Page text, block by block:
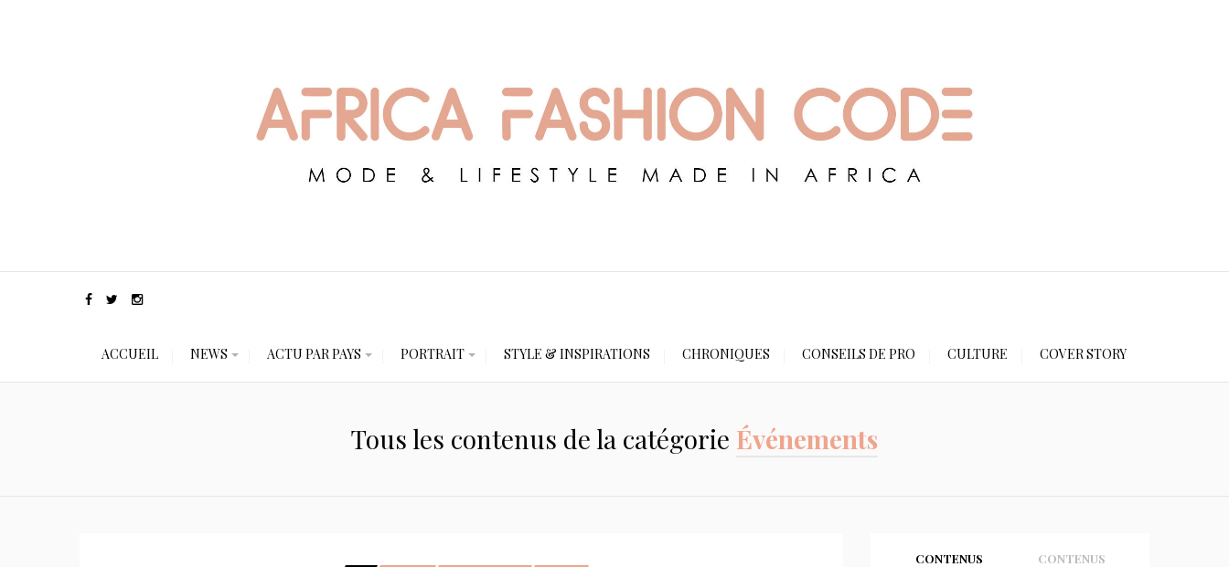
ACCUEIL NEWS ACTU PAR PAYS PORTRAIT STYLE & INSPIRATIONS CHRONIQUES CONSEILS DE PRO CULTURE COVER STORY
Tous les contenus de la catégorie Événements
CONTENUS
CONTENUS